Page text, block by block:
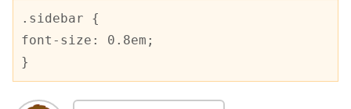
.sidebar
font-size : 0.8em ;
}